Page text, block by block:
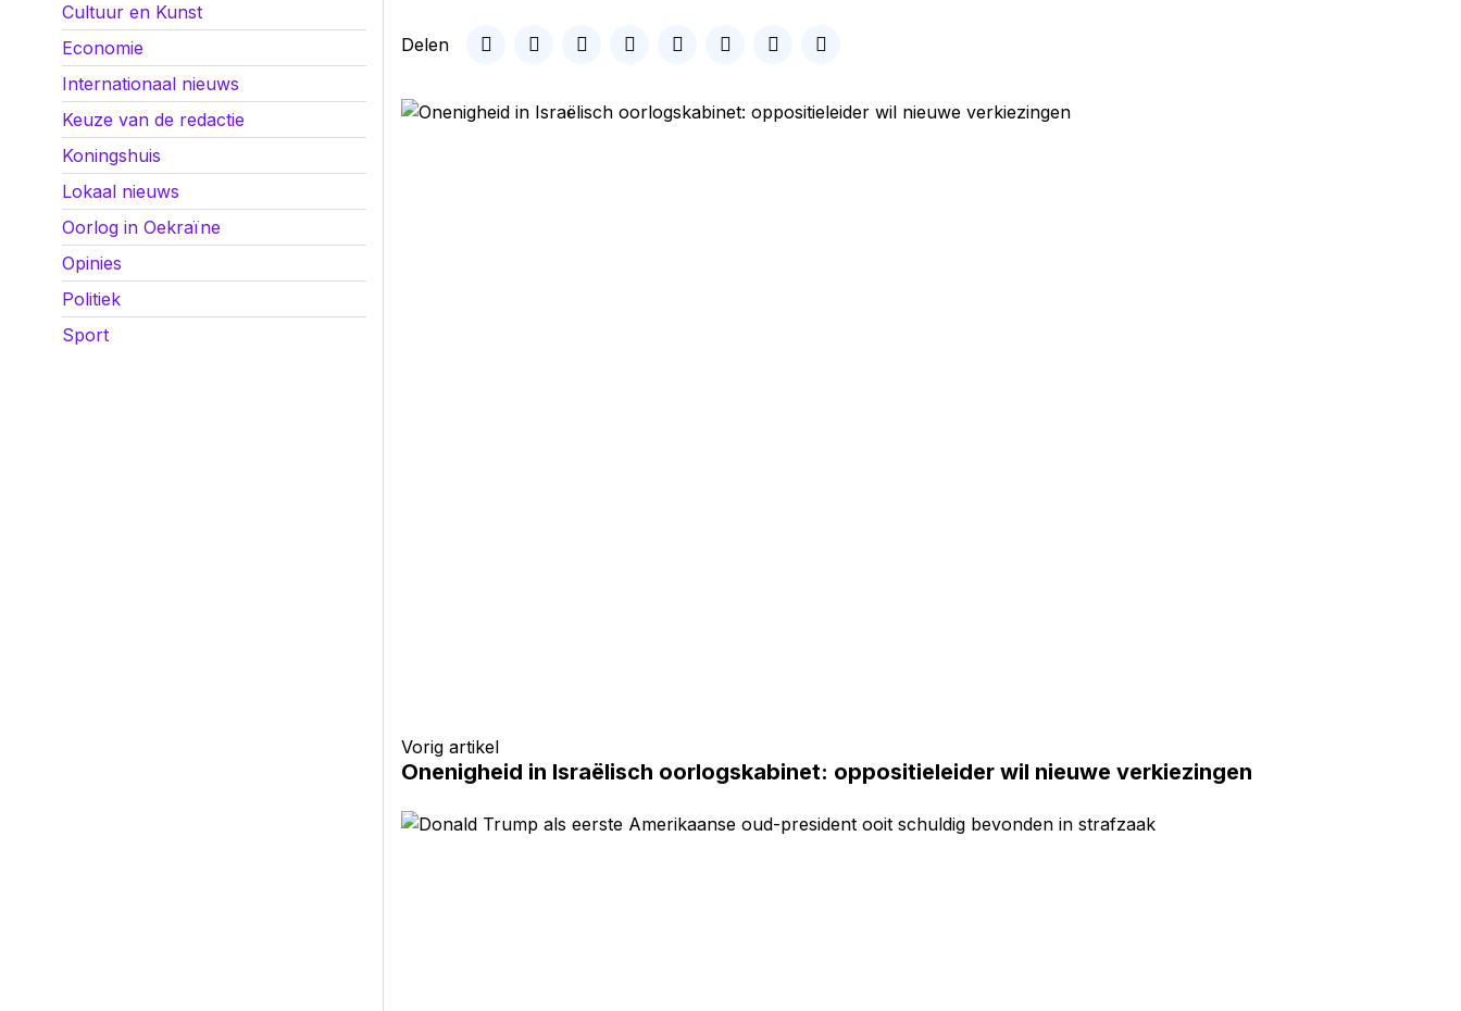
Delen
Vorig artikel
Onenigheid in Israëlisch oorlogskabinet: oppositieleider wil nieuwe verkiezingen
Cultuur en Kunst
Economie
Internationaal nieuws
Keuze van de redactie
Koningshuis
Lokaal nieuws
Oorlog in Oekraïne
Opinies
Politiek
Sport